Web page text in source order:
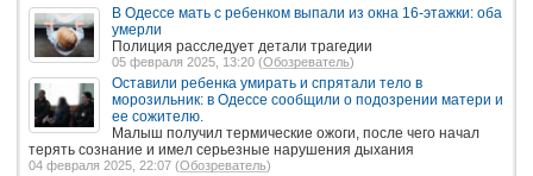
В Одессе мать с ребенком выпали из окна 16-этажки: оба
умерли
Полиция расследует детали трагедии
05 февраля 2025, 13:20 (Обозреватель)
Оставили ребенка умирать и спрятали тело в
морозильник: в Одессе сообщили о подозрении матери и
ее сожителю.
Малыш получил термические ожоги, после чего начал
терять сознание и имел серьезные нарушения дыхания
04 февраля 2025, 22:07 (Обозреватель)